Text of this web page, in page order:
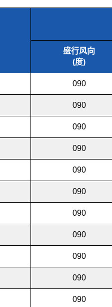
盛行风向
(度)
090
090
090
090
090
090
090
090
090
090
090